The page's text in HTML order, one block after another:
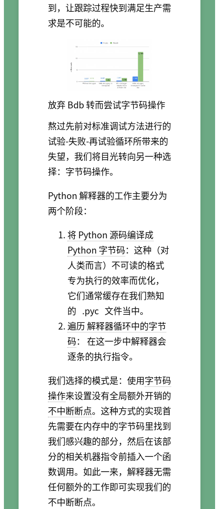
到，让跟踪过程快到满足生产需
求是不可能的。
放弃 Bdb 转而尝试字节码操作
熬过先前对标准调试方法进行的
试验-失败-再试验循环所带来的
失望，我们将目光转向另一种选
择：字节码操作。
Python 解释器的工作主要分为
两个阶段：
将 Python 源码编译成
Python 字节码：这种（对
人类而言）不可读的格式
专为执行的效率而优化，
它们通常缓存在我们熟知
的 .pyc 文件当中。
遍历 解释器循环中的字节
码： 在这一步中解释器会
逐条的执行指令。
我们选择的模式是：使用字节码
操作来设置没有全局额外开销的
不中断断点。这种方式的实现首
先需要在内存中的字节码里找到
我们感兴趣的部分，然后在该部
分的相关机器指令前插入一个函
数调用。如此一来，解释器无需
任何额外的工作即可实现我们的
不中断断点。